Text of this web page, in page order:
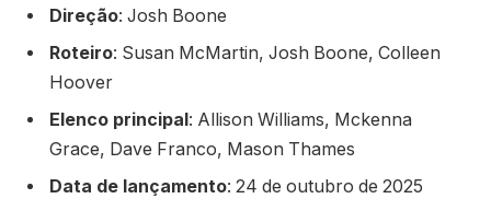
Direção: Josh Boone
Roteiro: Susan McMartin, Josh Boone, Colleen
Hoover
Elenco principal : Allison Williams, Mckenna
Grace, Dave Franco, Mason Thames
Data de lançamento: 24 de outubro de 2025